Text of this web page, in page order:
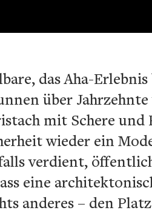
das Aha-
über
mit Schere und
wieder ein
verdient,
eine
anderes – den